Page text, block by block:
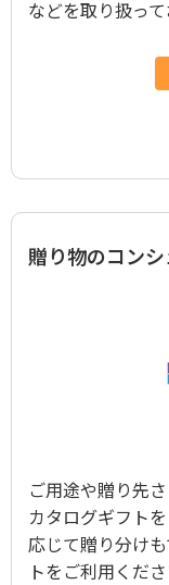
などを取り扱って
贈り物のコン
ご用途や贈り先
カタログギフト
応じて贈り分け
トをご利用くださ